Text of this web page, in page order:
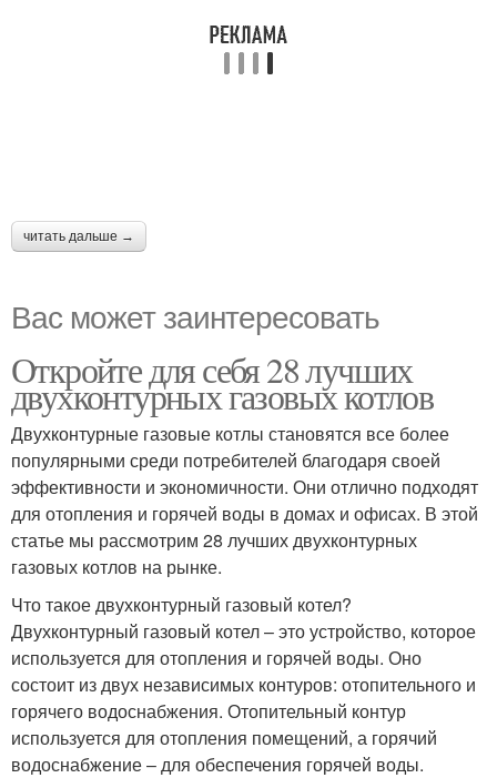
читать дальше →
Вас может заинтересовать
Откройте для себя 28 лучших
двухконтурных газовых котлов
Двухконтурные газовые котлы становятся все более
популярными среди потребителей благодаря своей
эффективности и экономичности. Они отлично подходят
для отопления и горячей воды в домах и офисах. В этой
статье мы рассмотрим 28 лучших двухконтурных
газовых котлов на рынке.
Что такое двухконтурный газовый котел?
Двухконтурный газовый котел – это устройство, которое
используется для отопления и горячей воды. Оно
состоит из двух независимых контуров: отопительного и
горячего водоснабжения. Отопительный контур
используется для отопления помещений, а горячий
водоснабжение – для обеспечения горячей воды.